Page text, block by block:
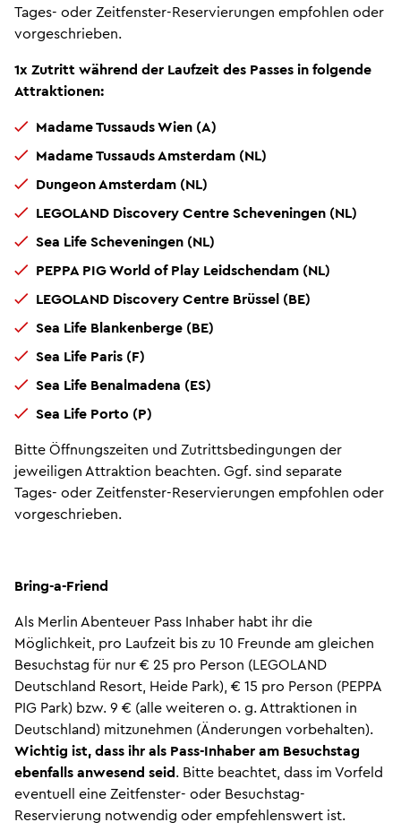
Tages- oder Zeitfenster-Reservierungen empfohlen oder
vorgeschrieben.
1x Zutritt während der Laufzeit des Passes in folgende
Attraktionen:
Madame Tussauds Wien (A)
Madame Tussauds Amsterdam (NL)
Dungeon Amsterdam (NL)
LEGOLAND Discovery Centre Scheveningen (NL)
Sea Life Scheveningen (NL)
PEPPA PIG World of Play Leidschendam (NL)
LEGOLAND Discovery Centre Brüssel (BE)
Sea Life Blankenberge (BE)
Sea Life Paris (F)
Sea Life Benalmadena (ES)
Sea Life Porto (P)
Bitte Öffnungszeiten und Zutrittsbedingungen der
jeweiligen Attraktion beachten. Ggf. sind separate
Tages- oder Zeitfenster-Reservierungen empfohlen oder
vorgeschrieben.
Bring-a-Friend
Als Merlin Abenteuer Pass Inhaber habt ihr die
Möglichkeit, pro Laufzeit bis zu 10 Freunde am gleichen
Besuchstag für nur € 25 pro Person (LEGOLAND
Deutschland Resort, Heide Park), € 15 pro Person (PEPPA
PIG Park) bzw. 9 € (alle weiteren o. g. Attraktionen in
Deutschland) mitzunehmen (Änderungen vorbehalten).
Wichtig ist, dass ihr als Pass-Inhaber am Besuchstag
ebenfalls anwesend seid. Bitte beachtet, dass im Vorfeld
eventuell eine Zeitfenster- oder Besuchstag-
Reservierung notwendig oder empfehlenswert ist.